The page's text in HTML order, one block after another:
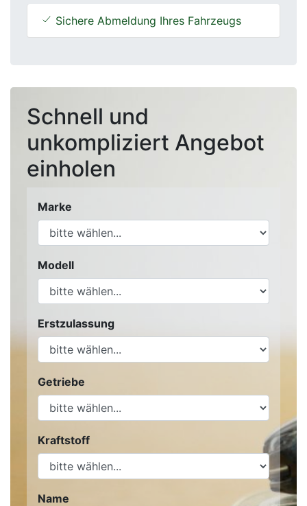
Sichere Abmeldung Ihres Fahrzeugs
Schnell und
unkompliziert Angebot
einholen
Marke
Modell
Erstzulassung
Getriebe
Kraftstoff
Name